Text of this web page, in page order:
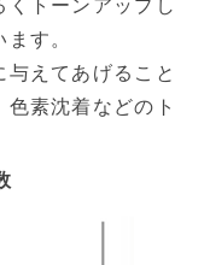
くトーンアップし
す。
えてあげること
素沈着などのト